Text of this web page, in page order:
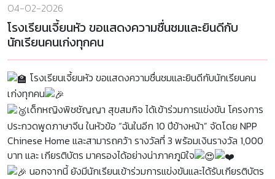
04-02-2026
โรงเรียนเจี้ยนหัว ขอแสดงความชื่นชมและยินดีกับ
นักเรียนคนเก่งทุกคน
โรงเรียนเจี้ยนหัว ขอแสดงความชื่นชมและยินดีกับนักเรียนคน
เก่งทุกคน
เด็กหญิงพิชชัญญา สุขสมกิจ ได้เข้าร่วมการแข่งขัน โครงการ
ประกวดพูดภาษาจีน ในหัวข้อ “ฉันในอีก 10 ปีข้างหน้า” จัดโดย NPP
Chinese Home และสามารถคว้า รางวัลที่ 3 พร้อมเงินรางวัล 1,000
บาท และ เกียรติบัตร มาครองได้อย่างน่าภาคภูมิใจ
นอกจากนี้ ยังมีนักเรียนเข้าร่วมการแข่งขันและได้รับเกียรติบัตร